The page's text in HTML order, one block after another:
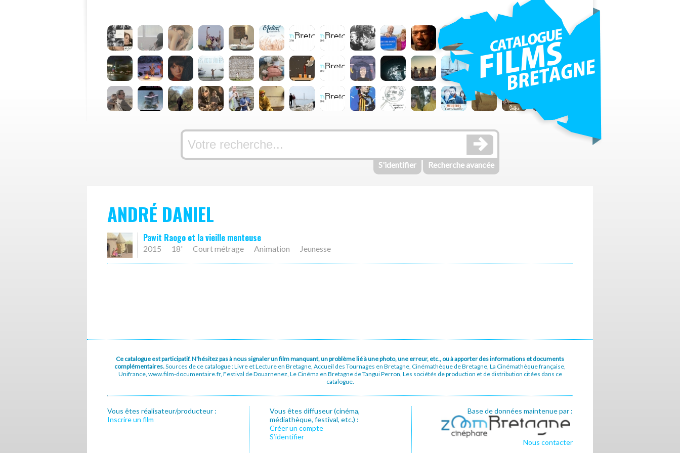
S'identifier Recherche avancée
ANDRÉ DANIEL
Pawit Raogo et la vieille menteuse
2015 18' Court métrage Animation Jeunesse
Ce catalogue est participatif. N'hésitez pas à nous signaler un film manquant, un problème lié à une photo, une erreur, etc., ou à apporter des informations et documents
complémentaires.Sources de ce catalogue : Livre et Lecture en Bretagne, Accueil des Tournages en Bretagne, Cinémathèque de Bretagne, La Cinémathèque française,
Unifrance, www.film-documentaire.fr, Festival de Douarnenez, Le Cinéma en Bretagne de Tangui Perron, Les sociétés de production et de distribution citées dans ce
catalogue.
Vous êtes réalisateur/producteur :
Inscrire un film
Vous êtes diffuseur (cinéma,
médiathèque, festival, etc.) :
Créer un compte
S’identifier
Base de données maintenue par :
Nous contacter